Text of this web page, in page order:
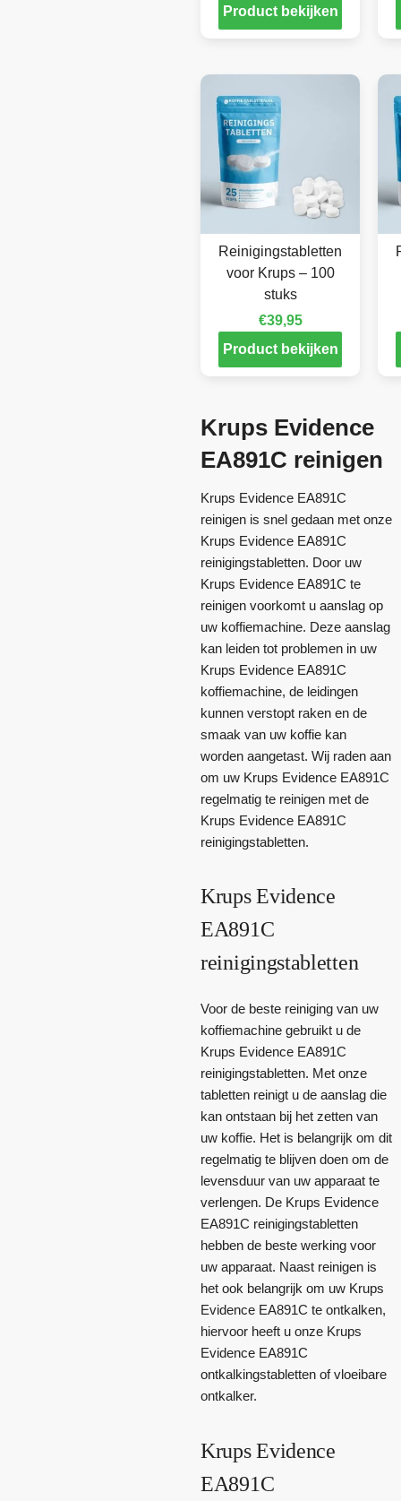
Product bekijken
Reinigingstabletten
voor Krups – 100
stuks
€39,95
Product bekijken
Krups Evidence
EA891C reinigen
Krups Evidence EA891C
reinigen is snel gedaan met onze
Krups Evidence EA891C
reinigingstabletten. Door uw
Krups Evidence EA891C te
reinigen voorkomt u aanslag op
uw koffiemachine. Deze aanslag
kan leiden tot problemen in uw
Krups Evidence EA891C
koffiemachine, de leidingen
kunnen verstopt raken en de
smaak van uw koffie kan
worden aangetast. Wij raden aan
om uw Krups Evidence EA891C
regelmatig te reinigen met de
Krups Evidence EA891C
reinigingstabletten.
Krups Evidence
EA891C
reinigingstabletten
Voor de beste reiniging van uw
koffiemachine gebruikt u de
Krups Evidence EA891C
reinigingstabletten. Met onze
tabletten reinigt u de aanslag die
kan ontstaan bij het zetten van
uw koffie. Het is belangrijk om dit
regelmatig te blijven doen om de
levensduur van uw apparaat te
verlengen. De Krups Evidence
EA891C reinigingstabletten
hebben de beste werking voor
uw apparaat. Naast reinigen is
het ook belangrijk om uw Krups
Evidence EA891C te ontkalken,
hiervoor heeft u onze Krups
Evidence EA891C
ontkalkingstabletten of vloeibare
ontkalker.
Krups Evidence
EA891C